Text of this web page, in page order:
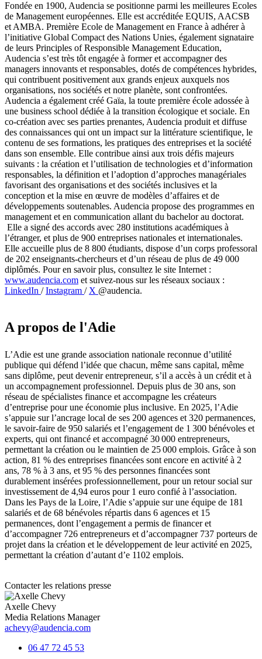
Fondée en 1900, Audencia se positionne parmi les meilleures Ecoles
de Management européennes. Elle est accréditée EQUIS, AACSB
et AMBA. Première Ecole de Management en France à adhérer à
l’initiative Global Compact des Nations Unies, également signataire
de leurs Principles of Responsible Management Education,
Audencia s’est très tôt engagée à former et accompagner des
managers innovants et responsables, dotés de compétences hybrides,
qui contribuent positivement aux grands enjeux auxquels nos
organisations, nos sociétés et notre planète, sont confrontées.
Audencia a également créé Gaïa, la toute première école adossée à
une business school dédiée à la transition écologique et sociale. En
co-création avec ses parties prenantes, Audencia produit et diffuse
des connaissances qui ont un impact sur la littérature scientifique, le
contenu de ses formations, les pratiques des entreprises et la société
dans son ensemble. Elle contribue ainsi aux trois défis majeurs
suivants : la création et l’utilisation de technologies et d’information
responsables, la définition et l’adoption d’approches managériales
favorisant des organisations et des sociétés inclusives et la
conception et la mise en œuvre de modèles d’affaires et de
développements soutenables. Audencia propose des programmes en
management et en communication allant du bachelor au doctorat.
Elle a signé des accords avec 280 institutions académiques à
l’étranger, et plus de 900 entreprises nationales et internationales.
Elle accueille plus de 8 800 étudiants, dispose d’un corps professoral
de 202 enseignants-chercheurs et d’un réseau de plus de 49 000
diplômés. Pour en savoir plus, consultez le site Internet :
www.audencia.com et suivez-nous sur les réseaux sociaux :
LinkedIn /Instagram /X @audencia.
A propos de l'Adie
L’Adie est une grande association nationale reconnue d’utilité
publique qui défend l’idée que chacun, même sans capital, même
sans diplôme, peut devenir entrepreneur, s’il a accès à un crédit et à
un accompagnement professionnel. Depuis plus de 30 ans, son
réseau de spécialistes finance et accompagne les créateurs
d’entreprise pour une économie plus inclusive. En 2025, l’Adie
s’appuie sur l’ancrage local de ses 200 agences et 320 permanences,
le savoir-faire de 950 salariés et l’engagement de 1 300 bénévoles et
experts, qui ont financé et accompagné 30 000 entrepreneurs,
permettant la création ou le maintien de 25 000 emplois. Grâce à son
action, 81 % des entreprises financées sont encore en activité à 2
ans, 78 % à 3 ans, et 95 % des personnes financées sont
durablement insérées professionnellement, pour un retour social sur
investissement de 4,94 euros pour 1 euro confié à l’association.
Dans les Pays de la Loire, l’Adie s’appuie sur une équipe de 181
salariés et de 68 bénévoles répartis dans 6 agences et 15
permanences, dont l’engagement a permis de financer et
d’accompagner 726 entrepreneurs et d’accompagner 737 porteurs de
projet dans la création et le développement de leur activité en 2025,
permettant la création d’autant d’e 1102 emplois.
Contacter les relations presse
Axelle Chevy
Media Relations Manager
achevy@audencia.com
06 47 72 45 53